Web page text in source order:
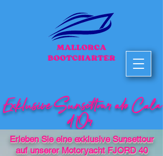
Exklusive Sunsettour ab Cala
d’Or
Erleben Sie eine exklusive Sunsettour
auf unserer Motoryacht FJORD 40